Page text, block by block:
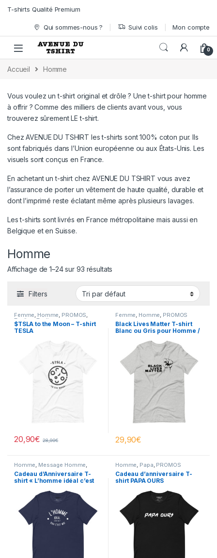
Skip to navigation
T-shirts Qualité Premium
Qui sommes-nous ? Suivi colis Mon compte
0
Accueil Homme
Vous voulez un t-shirt original et drôle ? Une t-shirt pour homme
à offrir ? Comme des milliers de clients avant vous, vous
trouverez sûrement LE t-shirt.
Chez AVENUE DU TSHIRT les t-shirts sont 100% coton pur. Ils
sont fabriqués dans l’Union européenne ou aux États-Unis. Les
visuels sont conçus en France.
En achetant un t-shirt chez AVENUE DU TSHIRT vous avez
l’assurance de porter un vêtement de haute qualité, durable et
dont l’imprimé reste éclatant même après plusieurs lavages.
Les t-shirts sont livrés en France métropolitaine mais aussi en
Belgique et en Suisse.
Homme
Affichage de 1–24 sur 93 résultats
Filters
Femme, Homme, PROMOS,
Trading ,Trading
$TSLA to the Moon – T-shirt
TESLA
20,90€ 28,99€
Femme, Homme, PROMOS
Black Lives Matter T-shirt
Blanc ou Gris pour Homme /
29,90€
Homme, Message Homme,
PROMOS
Cadeau d’Anniversaire T-
shirt « L’homme idéal c’est
Homme, Papa, PROMOS
Cadeau d’anniversaire T-
shirt PAPA OURS